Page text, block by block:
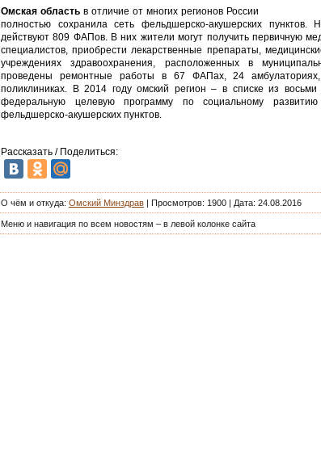
Омская область в отличие от многих регионов России
полностью сохранила сеть фельдшерско-акушерских пунктов.
действуют 809 ФАПов. В них жители могут получить первичную
специалистов, приобрести лекарственные препараты,
учреждениях здравоохранения, расположенных в
проведены ремонтные работы в 67 ФАПах, 24
поликлиниках. В 2014 году омский регион – в списке из
федеральную целевую программу по социальному
фельдшерско-акушерских пунктов.
Рассказать / Поделиться:
О чём и откуда: Омский Минздрав | Просмотров: 1900 | Дата: 24.08.2016
Меню и навигация по всем новостям – в левой колонке сайта